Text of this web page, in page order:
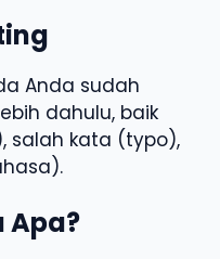
Anda sudah
dahulu, baik
salah kata (typo),
Apa?